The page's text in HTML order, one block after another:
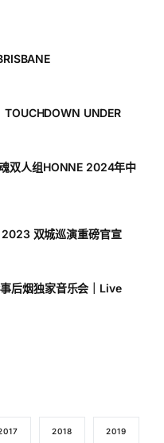
TOUCHDOWN UNDER
双人组HONNE 2024年中
双城巡演重磅官宣
事后烟独家音乐会｜Live
2018 2019